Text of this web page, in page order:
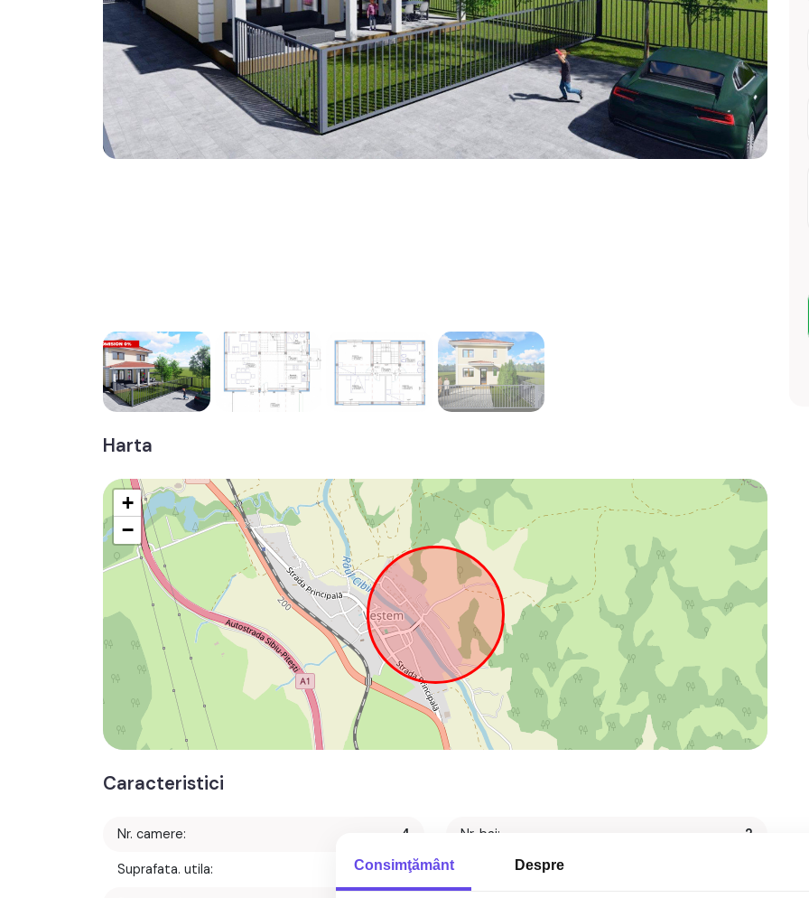
Harta
+
−
Caracteristici
Nr. camere: 4
Suprafata. utila: 120 mp
Nr. bai: 2
Nr. bucatarii:
Consimţământ Despre